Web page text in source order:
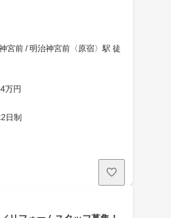
宮前 / 明治神宮前〈原宿〉駅 徒
万円
日制